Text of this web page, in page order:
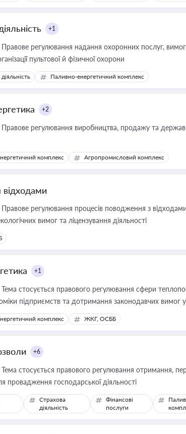
+1
Правове регулювання надання охоронних послуг,
пультової й фізичної охорони
Паливно-енергетичний комплекс
+2
Правове регулювання виробництва, продажу та
комплекс Агропромисловий комплекс
відходами
Правове регулювання процесів поводження з
вимог та ліцензування діяльності
+1
Тема стосується правового регулювання сфери
підприємств та дотримання законодавчих вимог
комплекс ЖКГ, ОСББ
+6
Тема стосується правового регулювання отримання,
провадження господарської діяльності
Страхова
діяльність
Фінансові
послуги